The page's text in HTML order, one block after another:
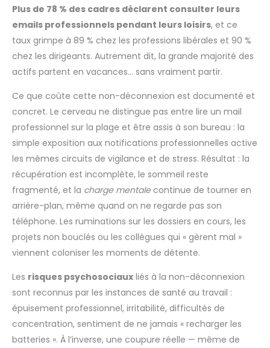
Plus de 78 % des cadres déclarent consulter leurs
emails professionnels pendant leurs loisirs, et ce
taux grimpe à 89 % chez les professions libérales et 90 %
chez les dirigeants. Autrement dit, la grande majorité des
actifs partent en vacances… sans vraiment partir.
Ce que coûte cette non-déconnexion est documenté et
concret. Le cerveau ne distingue pas entre lire un mail
professionnel sur la plage et être assis à son bureau : la
simple exposition aux notifications professionnelles active
les mêmes circuits de vigilance et de stress. Résultat : la
récupération est incomplète, le sommeil reste
fragmenté, et la charge mentalecontinue de tourner en
arrière-plan, même quand on ne regarde pas son
téléphone. Les ruminations sur les dossiers en cours, les
projets non bouclés ou les collègues qui « gèrent mal »
viennent coloniser les moments de détente.
Les risques psychosociaux liés à la non-déconnexion
sont reconnus par les instances de santé au travail :
épuisement professionnel, irritabilité, difficultés de
concentration, sentiment de ne jamais « recharger les
batteries ». À l’inverse, une coupure réelle — même de